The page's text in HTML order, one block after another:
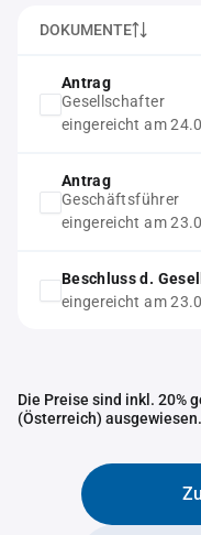
DOKUMENTE
Antrag
Gesellschafter
eingereicht am
Antrag
Geschäftsführer
eingereicht am
Beschluss d.
eingereicht am
Die Preise sind inkl. 20%
(Österreich) ausgewiesen.